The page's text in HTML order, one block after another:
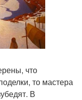
что
то мастера
В